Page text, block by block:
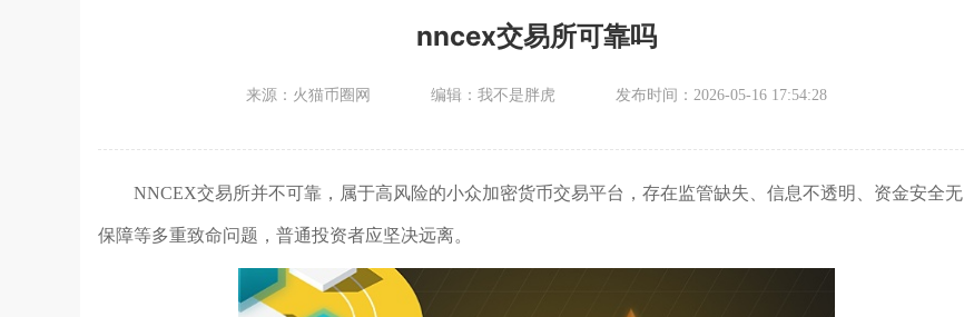
nncex交易所可靠吗
来源：火猫币圈网 编辑：我不是胖虎 发布时间：2026-05-16 17:54:28
NNCEX交易所并不可靠，属于高风险的小众加密货币交易平台，存在监管缺失、信息不透明、资金安全无
保障等多重致命问题，普通投资者应坚决远离。